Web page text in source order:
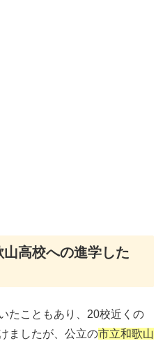
高校への進学した
たこともあり、20校近くの
ましたが、公立の市立和歌山